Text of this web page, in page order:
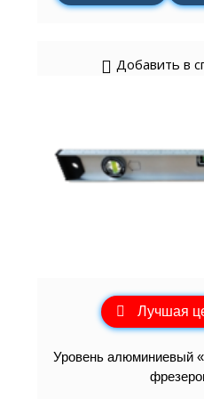
Добавить в
Лучшая
Уровень алюминиевый